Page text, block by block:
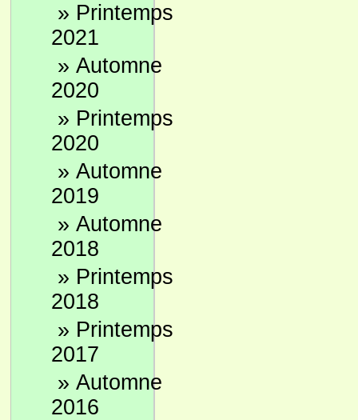
» Printemps
2021
» Automne
2020
» Printemps
2020
» Automne
2019
» Automne
2018
» Printemps
2018
» Printemps
2017
» Automne
2016